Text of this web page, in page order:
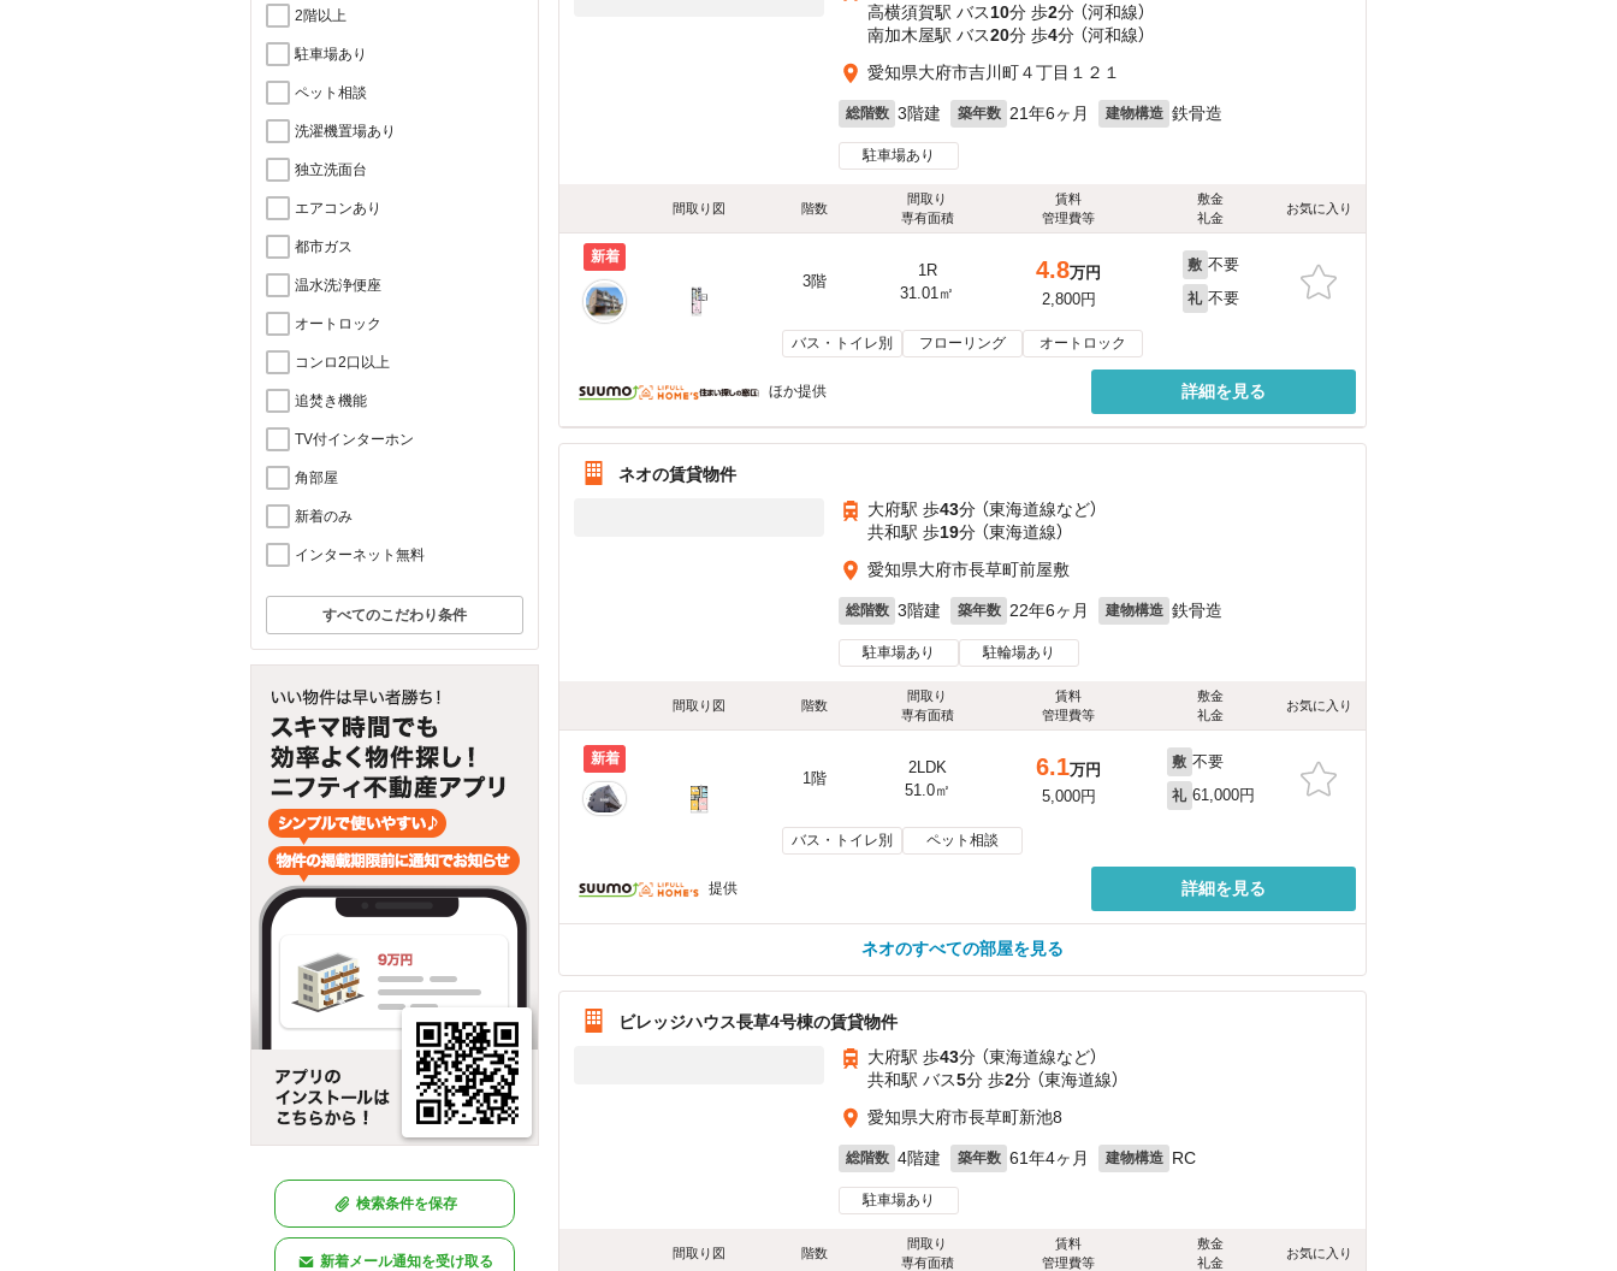
2階以上
駐車場あり
ペット相談
洗濯機置場あり
独立洗面台
エアコンあり
都市ガス
温水洗浄便座
オートロック
コンロ2口以上
追焚き機能
TV付インターホン
角部屋
新着のみ
インターネット無料
すべてのこだわり条件
検索条件を保存
新着メール通知を受け取る
高横須賀駅 バス10分 歩2分 （河和線）
南加木屋駅 バス20分 歩4分 （河和線）
愛知県大府市吉川町４丁目１２１
総階数 3階建 築年数 21年6ヶ月 建物構造 鉄骨造
駐車場あり
間取り図 階数
間取り
専有面積
賃料
管理費等
敷金
礼金
お気に入り
新着
3階
1R
31.01㎡
4.8万円
2,800円
敷 不要
礼 不要
バス・トイレ別 フローリング オートロック
ほか提供 詳細を見る
ネオの賃貸物件
大府駅 歩43分 （東海道線など）
共和駅 歩19分 （東海道線）
愛知県大府市長草町前屋敷
総階数 3階建 築年数 22年6ヶ月 建物構造 鉄骨造
駐車場あり 駐輪場あり
間取り図 階数
間取り
専有面積
賃料
管理費等
敷金
礼金
お気に入り
新着
1階
2LDK
51.0㎡
6.1万円
5,000円
敷 不要
礼 61,000円
バス・トイレ別 ペット相談
提供 詳細を見る
ネオのすべての部屋を見る
ビレッジハウス長草4号棟の賃貸物件
大府駅 歩43分 （東海道線など）
共和駅 バス5分 歩2分 （東海道線）
愛知県大府市長草町新池8
総階数 4階建 築年数 61年4ヶ月 建物構造 RC
駐車場あり
間取り図 階数
間取り
専有面積
賃料
管理費等
敷金
礼金
お気に入り